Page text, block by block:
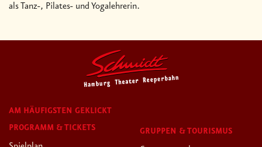
als Tanz-, Pilates- und Yogalehrerin.
AM HÄUFIGSTEN GEKLICKT
PROGRAMM & TICKETS
GRUPPEN & TOURISMUS